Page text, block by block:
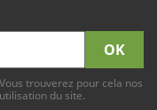
trouverez pour cela nos
du site.